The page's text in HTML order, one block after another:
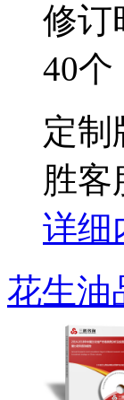
修订
40个
定制
胜客
详细
花生油